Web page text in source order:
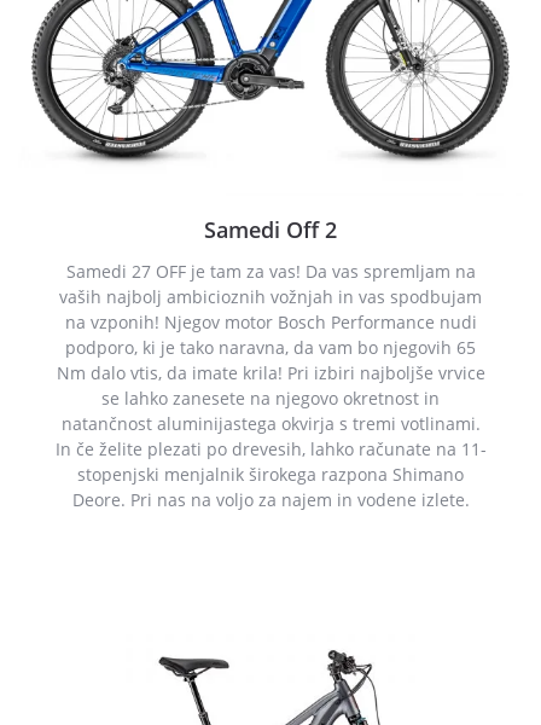
Samedi Off 2
Samedi 27 OFF je tam za vas! Da vas spremljam na
vaših najbolj ambicioznih vožnjah in vas spodbujam
na vzponih! Njegov motor Bosch Performance nudi
podporo, ki je tako naravna, da vam bo njegovih 65
Nm dalo vtis, da imate krila! Pri izbiri najboljše vrvice
se lahko zanesete na njegovo okretnost in
natančnost aluminijastega okvirja s tremi votlinami.
In če želite plezati po drevesih, lahko računate na 11-
stopenjski menjalnik širokega razpona Shimano
Deore. Pri nas na voljo za najem in vodene izlete.